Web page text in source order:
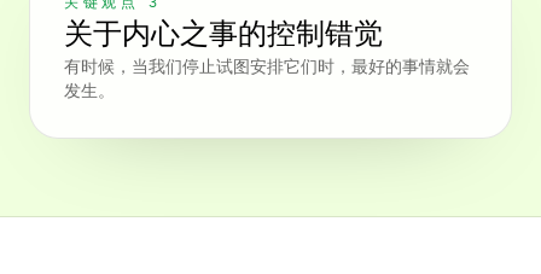
关于内心之事的控制错觉
有时候，当我们停止试图安排它们时，最好的事情就会
发生。